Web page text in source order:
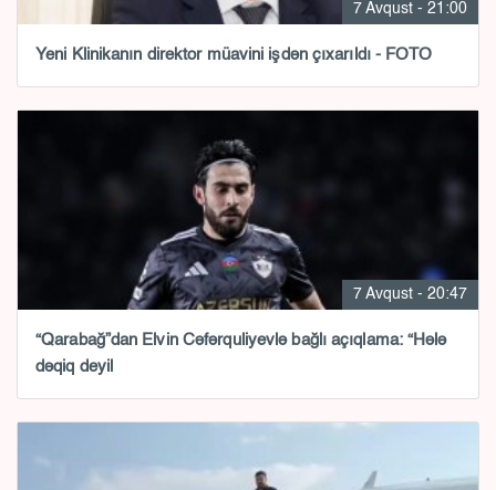
7 Avqust - 21:00
Yeni Klinikanın direktor müavini işdən çıxarıldı - FOTO
7 Avqust - 20:47
“Qarabağ”dan Elvin Cəfərquliyevlə bağlı açıqlama: “Hələ
dəqiq deyil